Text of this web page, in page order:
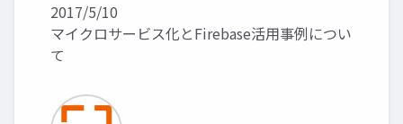
2017/5/10
マイクロサービス化とFirebase活用事例につい
て